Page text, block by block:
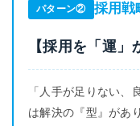
パターン② 採用戦
【採用を「運」
「人手が足りない
は解決の『型』があ